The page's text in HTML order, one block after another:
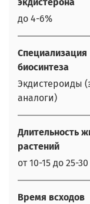
до 4-6%
Специализация
биосинтеза
Экдистероиды
аналоги)
Длительность
растений
от 10-15 до 25-
Время всходов